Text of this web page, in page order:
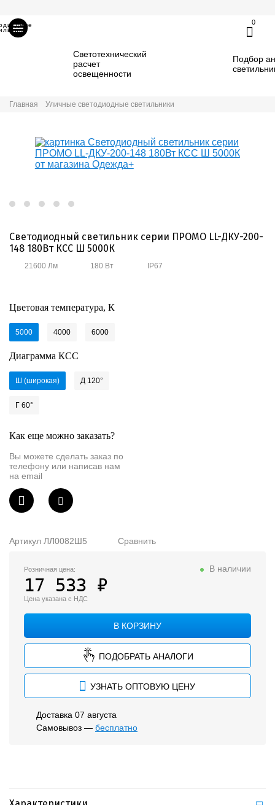
0
Назад Показать всё
По назначению
Уличные
Офисные
Для АЗС
С защитной решеткой
Торговые и ритейл
Низковольтные
Для ЖКХ
Аварийные
Опоры освещения и консоли
Бактерицидные рециркуляторы
Аксессуары
Светотехнический
расчет
освещенности
Подбор
Главная Уличные светодиодные светильники
Светодиодный светильник серии ПРОМО LL-ДКУ-200-
148 180Вт КСС Ш 5000К
21600 Лм 180 Вт IP67
Цветовая температура, К
5000 4000 6000
Диаграмма КСС
Ш (широкая) Д 120°
Г 60°
Как еще можно заказать?
Вы можете сделать заказ по
телефону или написав нам
на email
Артикул ЛЛ0082Ш5 Сравнить
Розничная цена:
17 533 ₽
Цена указана с НДС
В наличии
В КОРЗИНУ
ПОДОБРАТЬ АНАЛОГИ
УЗНАТЬ ОПТОВУЮ ЦЕНУ
Доставка 07 августа
Самовывоз — бесплатно